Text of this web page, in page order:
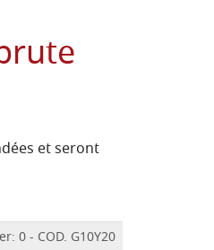
et seront
0 - COD. G10Y20